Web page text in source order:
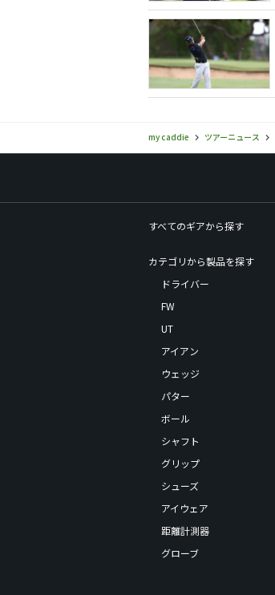
my caddie ツアーニュース
すべてのギアから探す
カテゴリから製品を探す
ドライバー
FW
UT
アイアン
ウェッジ
パター
ボール
シャフト
グリップ
シューズ
アイウェア
距離計測器
グローブ